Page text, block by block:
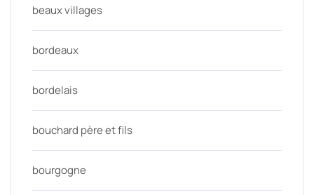
beaux villages
bordeaux
bordelais
bouchard père et fils
bourgogne